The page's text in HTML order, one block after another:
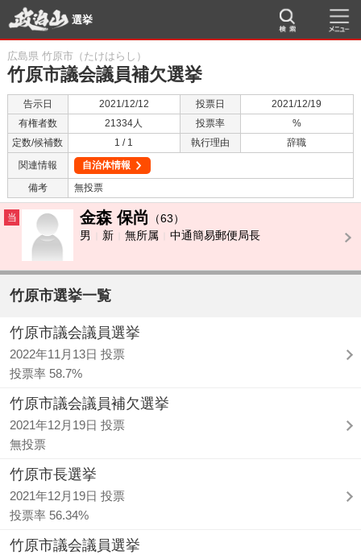
選挙
広島県 竹原市（たけはらし）
竹原市議会議員補欠選挙
告示日 2021/12/12 投票日
2021/12/19
有権者数
21334人 投票率
%
定数/候補数
1 / 1 執行理由
辞職
関連情報
自治体情報
備考
無投票
当 金森 保尚
（63）
男
新 無所属 中通簡易郵便局長
竹原市選挙一覧
竹原市議会議員選挙
2022年11月13日 投票
投票率 58.7%
竹原市議会議員補欠選挙
2021年12月19日 投票
無投票
竹原市長選挙
2021年12月19日 投票
投票率 56.34%
竹原市議会議員選挙